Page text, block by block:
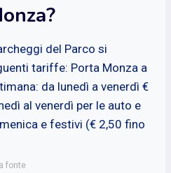
del Parco si
tariffe: Porta Monza a
da lunedì a venerdì €
al venerdì per le auto e
e festivi (€ 2,50 fino
fonte